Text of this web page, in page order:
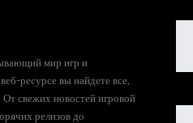
мир игр и
ресурсе вы найдете все,
свежих новостей игровой
релизов до